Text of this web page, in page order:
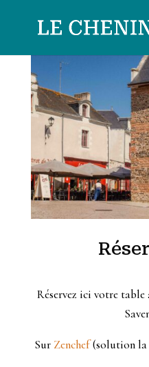
Réservez ici votre
Sur Zenchef(solution la